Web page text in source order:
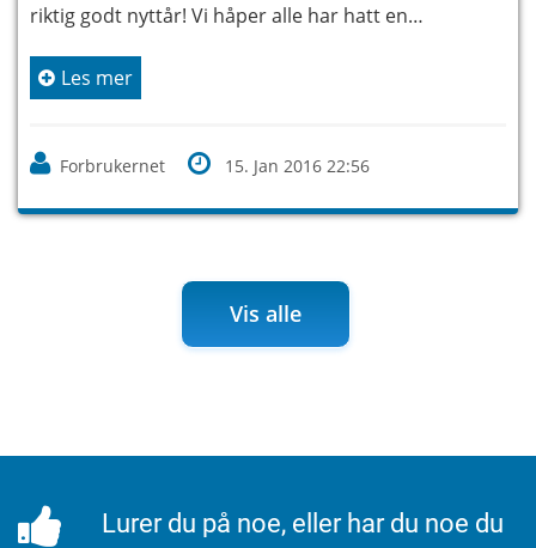
riktig godt nyttår! Vi håper alle har hatt en…
Les mer
Forbrukernet 15. Jan 2016 22:56
Vis alle
Lurer du på noe, eller har du noe du